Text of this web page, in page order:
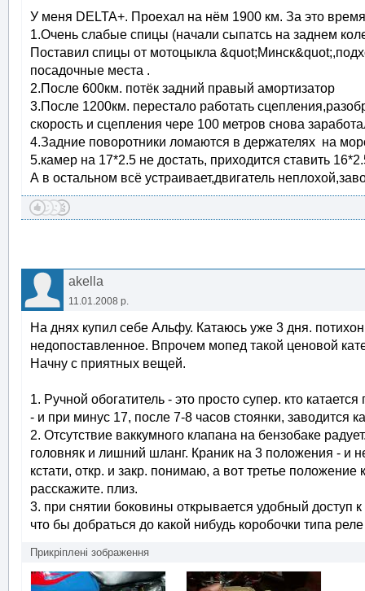
У меня DELTA+. Проехал на нём 1900 км. За это
1.Очень слабые спицы (начали сыпатсь на заднем
Поставил спицы от мотоцыкла
посадочные места .
2.После 600км. потёк задний правый амортизатор
3.После 1200км. перестало работать
скорость и сцепления чере 100 метров снова
4.Задние поворотники ломаются в держателях на
5.камер на 17*2.5 не достать, приходится ставить
А в остальном всё устраивает,двигатель
akella
11.01.2008 р.
На днях купил себе Альфу. Катаюсь уже 3 дня.
недопоставленное. Впрочем мопед такой ценовой
Начну с приятных вещей.
1. Ручной обогатитель - это просто супер. кто
- и при минус 17, после 7-8 часов стоянки, заводится
2. Отсутствие ваккумного клапана на бензобаке
головняк и лишний шланг. Краник на 3 положения - и
кстати, откр. и закр. понимаю, а вот третье положение
расскажите. плиз.
3. при снятии боковины открывается удобный доступ
что бы добраться до какой нибудь коробочки типа
Прикріплені зображення